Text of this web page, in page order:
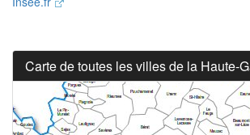
Carte de toutes les villes de la Haute-